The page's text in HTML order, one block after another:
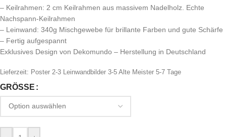
– Keilrahmen: 2 cm Keilrahmen aus massivem Nadelholz. Echte
Nachspann-Keilrahmen
– Leinwand: 340g Mischgewebe für brillante Farben und gute Schärfe
– Fertig aufgespannt
Exklusives Design von Dekomundo – Herstellung in Deutschland
Lieferzeit: Poster 2-3 Leinwandbilder 3-5 Alte Meister 5-7 Tage
GRÖSSE